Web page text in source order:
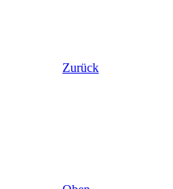
Zurück